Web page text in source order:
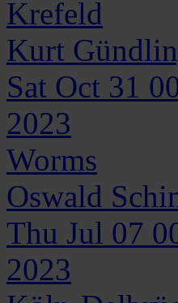
Krefeld
Kurt
Sat Oct 31
2023
Worms
Oswald
Thu Jul 07
2023